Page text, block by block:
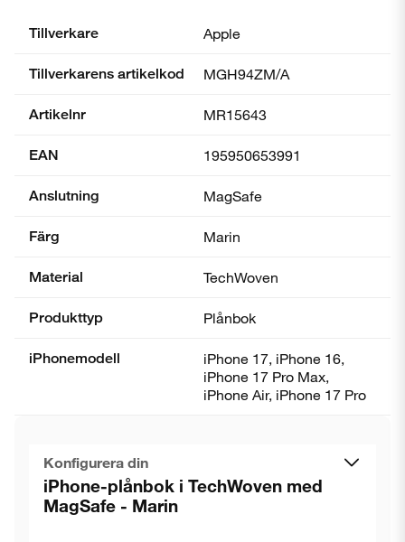
Tillverkare Apple
Tillverkarens artikelkod MGH94ZM/A
Artikelnr MR15643
EAN 195950653991
Anslutning MagSafe
Färg Marin
Material TechWoven
Produkttyp Plånbok
iPhonemodell
iPhone 17, iPhone 16,
iPhone 17 Pro Max,
iPhone Air, iPhone 17 Pro
Konfigurera din
iPhone-plånbok i TechWoven med
MagSafe - Marin